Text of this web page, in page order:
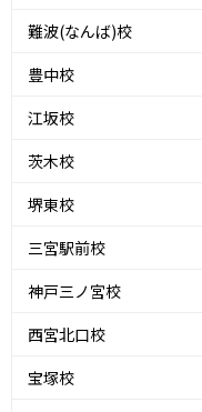
難波(なんば)校
豊中校
江坂校
茨木校
堺東校
三宮駅前校
神戸三ノ宮校
西宮北口校
宝塚校